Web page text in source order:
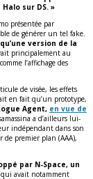
sur DS. »
présentée par
de générer un tel fake.
version de la
principalement au
l’affichage des
de visée, les effets
en fait qu’un prototype,
Agent, en vue de
a d’ailleurs lui-
indépendant dans son
premier plan (AAA),
par N-Space, un
avait notamment